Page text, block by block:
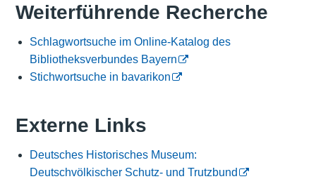
Weiterführende Recherche
Schlagwortsuche im Online-Katalog des
Bibliotheksverbundes Bayern
Stichwortsuche in bavarikon
Externe Links
Deutsches Historisches Museum:
Deutschvölkischer Schutz- und Trutzbund